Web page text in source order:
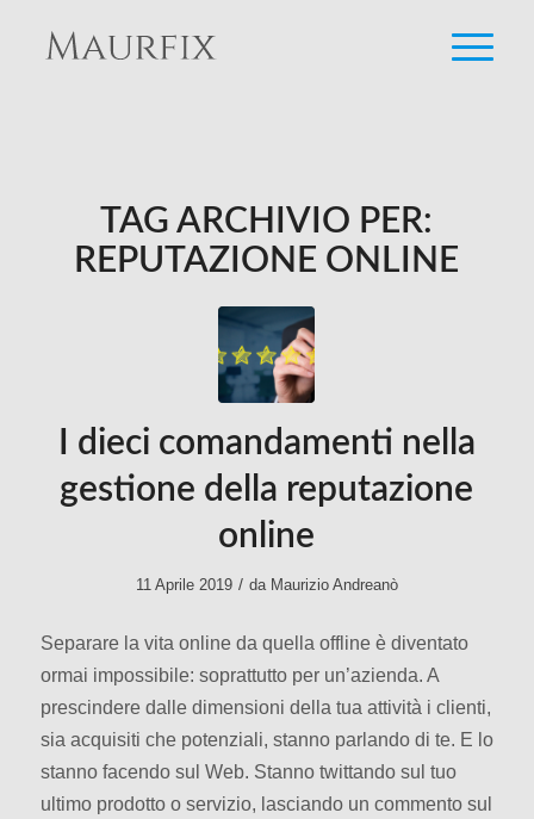
TAG ARCHIVIO PER:
REPUTAZIONE ONLINE
I dieci comandamenti nella
gestione della reputazione
online
11 Aprile 2019 / da Maurizio Andreanò
Separare la vita online da quella offline è diventato
ormai impossibile: soprattutto per un’azienda. A
prescindere dalle dimensioni della tua attività i clienti,
sia acquisiti che potenziali, stanno parlando di te. E lo
stanno facendo sul Web. Stanno twittando sul tuo
ultimo prodotto o servizio, lasciando un commento sul